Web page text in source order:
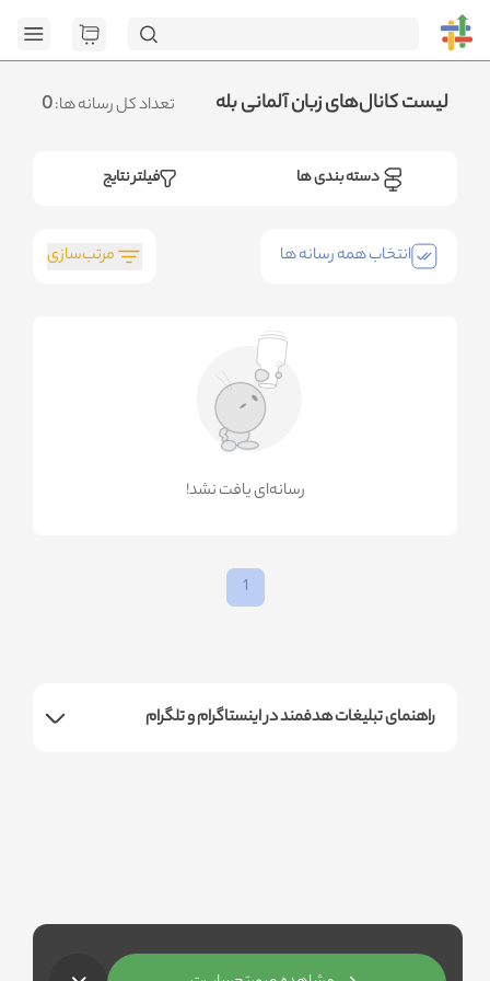
تعداد کل رسانه ها:0 لیست کانال‌های زبان آلمانی بله
فیلتر نتایج دسته بندی ها
مرتب‌سازی انتخاب همه رسانه ها
!رسانه‌ای یافت نشد
1
راهنمای تبلیغات هدفمند در اینستاگرام و تلگرام
[GET]
.متوجه شدم